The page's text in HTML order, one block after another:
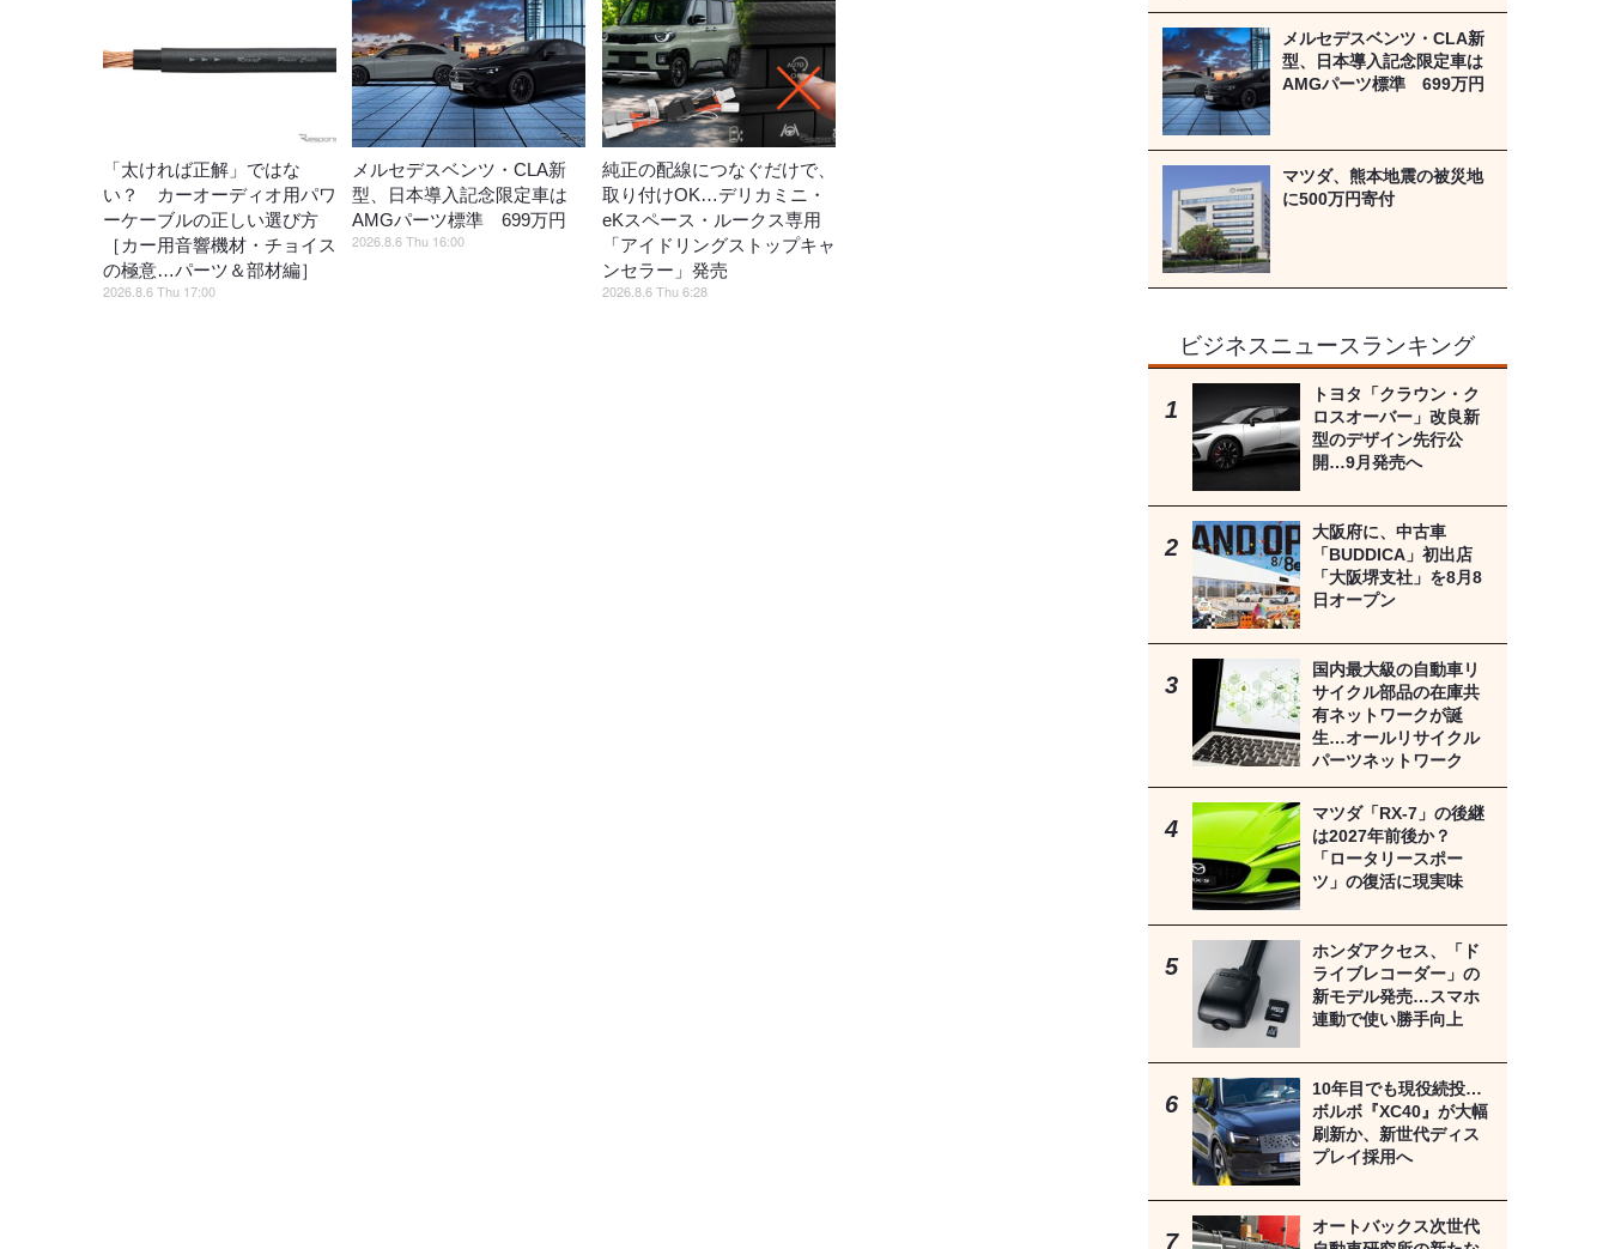
「太ければ正解」ではな
い？ カーオーディオ用パワ
ーケーブルの正しい選び方
［カー用音響機材・チョイス
の極意…パーツ＆部材編］
2026.8.6 Thu 17:00
メルセデスベンツ・CLA新
型、日本導入記念限定車は
AMGパーツ標準 699万円
2026.8.6 Thu 16:00
純正の配線につなぐだけで、
取り付けOK…デリカミニ・
eKスペース・ルークス専用
「アイドリングストップキャ
ンセラー」発売
2026.8.6 Thu 6:28
メルセデスベンツ・CLA新
型、日本導入記念限定車は
AMGパーツ標準 699万円
マツダ、熊本地震の被災地
に500万円寄付
ビジネスニュースランキング
トヨタ「クラウン・ク
ロスオーバー」改良新
型のデザイン先行公
開…9月発売へ
大阪府に、中古車
「BUDDICA」初出店
「大阪堺支社」を8月8
日オープン
国内最大級の自動車リ
サイクル部品の在庫共
有ネットワークが誕
生…オールリサイクル
パーツネットワーク
マツダ「RX-7」の後継
は2027年前後か？
「ロータリースポー
ツ」の復活に現実味
ホンダアクセス、「ド
ライブレコーダー」の
新モデル発売…スマホ
連動で使い勝手向上
10年目でも現役続投…
ボルボ『XC40』が大幅
刷新か、新世代ディス
プレイ採用へ
オートバックス次世代